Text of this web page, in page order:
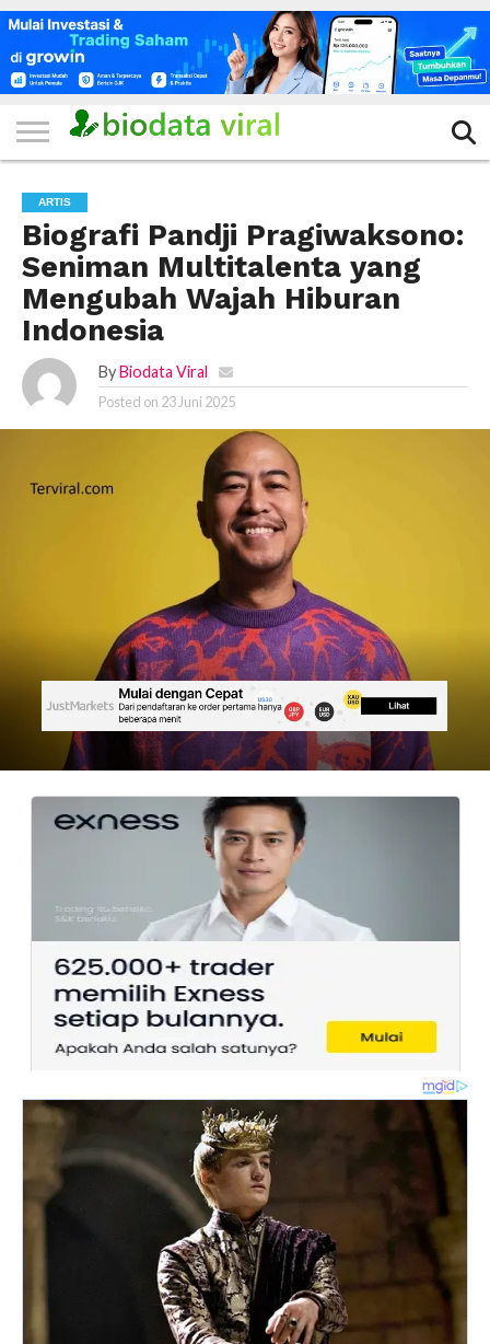
HOME
FILTER
KATEGORI
IKLAN
GRATIS
TERVIRAL
TRADING
KOMUNITAS
BERITA
BISNIS
LAINNYA
ARTIS
Biografi Pandji Pragiwaksono:
Seniman Multitalenta yang
Mengubah Wajah Hiburan
Indonesia
By Biodata Viral
Posted on 23 Juni 2025